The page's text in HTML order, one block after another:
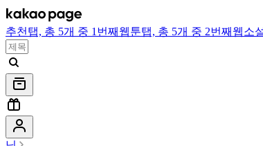
추천 탭, 총 5개 중 1번째 웹툰탭, 총 5개 중 2번째 웹소